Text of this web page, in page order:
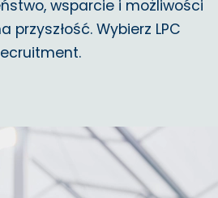
wsparcie i możliwości
przyszłość. Wybierz LPC